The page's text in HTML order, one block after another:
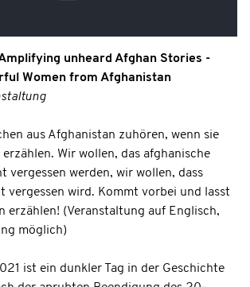
unheard Afghan Stories -
Women from Afghanistan
aus Afghanistan zuhören, wenn sie
Wir wollen, das afghanische
vergessen werden, wir wollen, dass
vergessen wird. Kommt vorbei und lasst
erzählen! (Veranstaltung auf Englisch,
möglich)
ist ein dunkler Tag in der Geschichte